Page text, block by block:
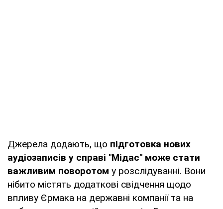
Джерела додають, що підготовка нових
аудіозаписів у справі "Мідас" може стати
важливим поворотом у розслідуванні. Вони
нібито містять додаткові свідчення щодо
впливу Єрмака на державні компанії та на